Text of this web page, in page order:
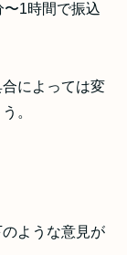
1時間で振込
によっては変
。
ような意見が